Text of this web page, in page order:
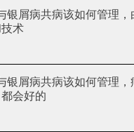
银屑病共病该如何管理
术
银屑病共病该如何管理
会好的